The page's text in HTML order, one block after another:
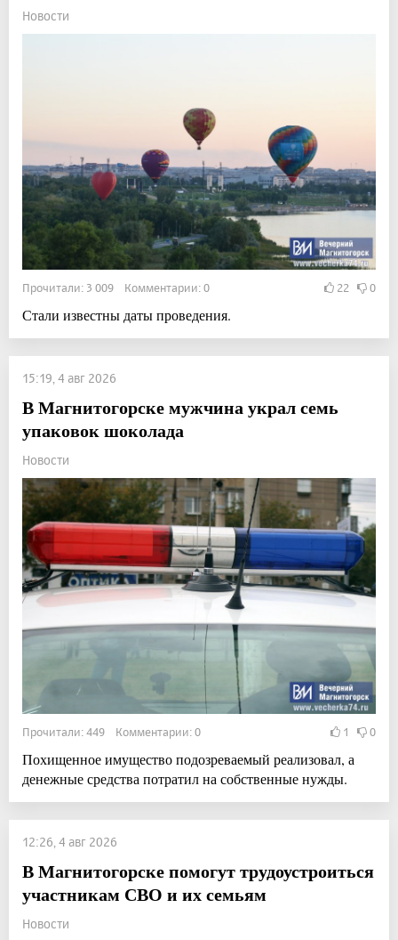
Новости
Прочитали: 3 009 Комментарии: 0 22 0
Стали известны даты проведения.
15:19, 4 авг 2026
В Магнитогорске мужчина украл семь
упаковок шоколада
Новости
Прочитали: 449 Комментарии: 0 1 0
Похищенное имущество подозреваемый реализовал, а
денежные средства потратил на собственные нужды.
12:26, 4 авг 2026
В Магнитогорске помогут трудоустроиться
участникам СВО и их семьям
Новости